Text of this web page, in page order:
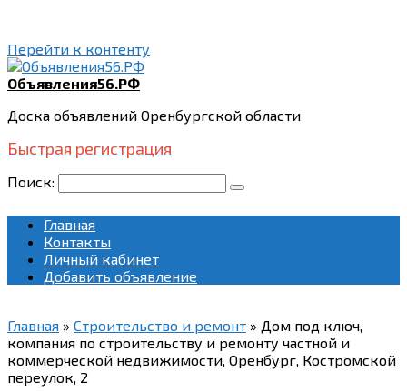
Перейти к контенту
Объявления56.РФ
Доска объявлений Оренбургской области
Быстрая регистрация
Поиск:
Главная
Контакты
Личный кабинет
Добавить объявление
Главная » Строительство и ремонт » Дом под ключ,
компания по строительству и ремонту частной и
коммерческой недвижимости, Оренбург, Костромской
переулок, 2